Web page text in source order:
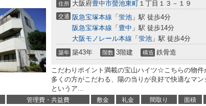
住所 大阪府豊中市螢池東町 １丁目１３－１９
交通 阪急宝塚本線 「 蛍池 」駅 徒歩4分
阪急宝塚本線 「 豊中 」駅 徒歩14分
大阪モノレール本線 「 蛍池 」駅 徒歩4分
築年 築43年 階数 3階建 構造 鉄骨造
こだわりポイント満載の宝山ハイツ☆こちらの物
多くの方がこだわる、陽の当りが良好で快適なマ
というア...
管理費・共益費 敷金 礼金 間取り 面積